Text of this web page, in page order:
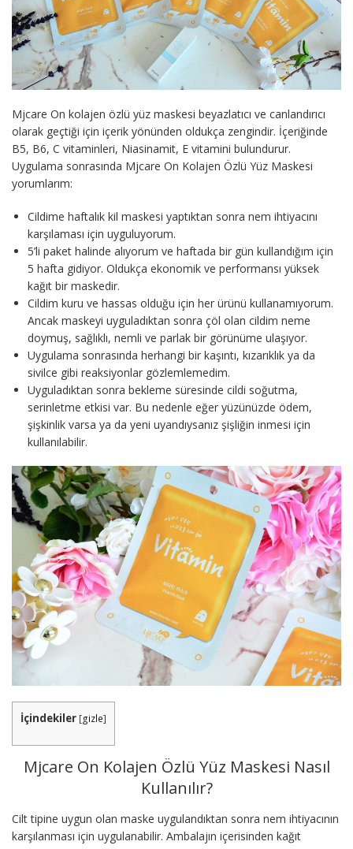
Mjcare On kolajen özlü yüz maskesi beyazlatıcı ve canlandırıcı
olarak geçtiği için içerik yönünden oldukça zengindir. İçeriğinde
B5, B6, C vitaminleri, Niasinamit, E vitamini bulundurur.
Uygulama sonrasında Mjcare On Kolajen Özlü Yüz Maskesi
yorumlarım:
Cildime haftalık kil maskesi yaptıktan sonra nem ihtiyacını
karşılaması için uyguluyorum.
5’li paket halinde alıyorum ve haftada bir gün kullandığım için
5 hafta gidiyor. Oldukça ekonomik ve performansı yüksek
kağıt bir maskedir.
Cildim kuru ve hassas olduğu için her ürünü kullanamıyorum.
Ancak maskeyi uyguladıktan sonra çöl olan cildim neme
doymuş, sağlıklı, nemli ve parlak bir görünüme ulaşıyor.
Uygulama sonrasında herhangi bir kaşıntı, kızarıklık ya da
sivilce gibi reaksiyonlar gözlemlemedim.
Uyguladıktan sonra bekleme süresinde cildi soğutma,
serinletme etkisi var. Bu nedenle eğer yüzünüzde ödem,
şişkinlik varsa ya da yeni uyandıysanız şişliğin inmesi için
kullanılabilir.
İçindekiler [gizle]
Mjcare On Kolajen Özlü Yüz Maskesi Nasıl
Kullanılır?
Cilt tipine uygun olan maske uygulandıktan sonra nem ihtiyacının
karşılanması için uygulanabilir. Ambalajın içerisinden kağıt